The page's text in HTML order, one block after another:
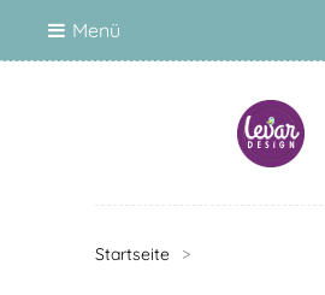
Menü
Startseite >